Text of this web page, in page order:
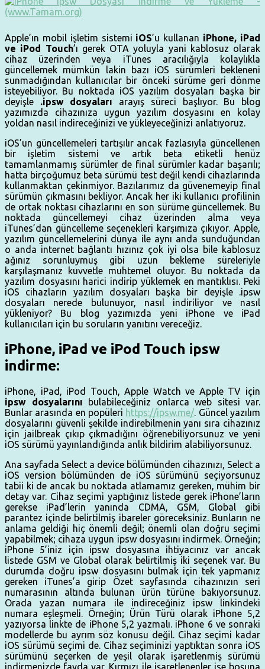
Apple’ın mobil işletim sistemi iOS’u kullanan iPhone, iPad
ve iPod Touch’ı gerek OTA yoluyla yani kablosuz olarak
cihaz üzerinden veya iTunes aracılığıyla kolaylıkla
güncellemek mümkün lakin bazı iOS sürümleri bekleneni
sunmadığından kullanıcılar bir önceki sürüme geri dönme
isteyebiliyor. Bu noktada iOS yazılım dosyaları başka bir
deyişle .ipsw dosyaları arayış süreci başlıyor. Bu blog
yazımızda cihazınıza uygun yazılım dosyasını en kolay
yoldan nasıl indireceğinizi ve yükleyeceğinizi anlatıyoruz.
iOS’un güncellemeleri tartışılır ancak fazlasıyla güncellenen
bir işletim sistemi ve artık beta etiketli henüz
tamamlanmamış sürümler de final sürümler kadar başarılı;
hatta birçoğumuz beta sürümü test değil kendi cihazlarında
kullanmaktan çekinmiyor. Bazılarımız da güvenemeyip final
sürümün çıkmasını bekliyor. Ancak her iki kullanıcı profilinin
de ortak noktası cihazlarını en son sürüme güncellemek. Bu
noktada güncellemeyi cihaz üzerinden alma veya
iTunes’dan güncelleme seçenekleri karşımıza çıkıyor. Apple,
yazılım güncellemelerini dünya ile aynı anda sunduğundan
o anda internet bağlantı hızınız çok iyi olsa bile kablosuz
ağınız sorunluymuş gibi uzun bekleme süreleriyle
karşılaşmanız kuvvetle muhtemel oluyor. Bu noktada da
yazılım dosyasını harici indirip yüklemek en mantıklısı. Peki
iOS cihazların yazılım dosyaları başka bir deyişle .ipsw
dosyaları nerede bulunuyor, nasıl indiriliyor ve nasıl
yükleniyor? Bu blog yazımızda yeni iPhone ve iPad
kullanıcıları için bu soruların yanıtını vereceğiz.
iPhone, iPad ve iPod Touch ipsw
indirme:
iPhone, iPad, iPod Touch, Apple Watch ve Apple TV için
ipsw dosyalarını bulabileceğiniz onlarca web sitesi var.
Bunlar arasında en popüleri https://ipsw.me/. Güncel yazılım
dosyalarını güvenli şekilde indirebilmenin yanı sıra cihazınız
için jailbreak çıkıp çıkmadığını öğrenebiliyorsunuz ve yeni
iOS sürümü yayınlandığında anlık bildirim alabiliyorsunuz.
Ana sayfada Select a device bölümünden cihazınızı, Select a
iOS version bölümünden de iOS sürümünü seçiyorsunuz
tabii ki de ancak bu noktada atlamamız gereken, mühim bir
detay var. Cihaz seçimi yaptığınız listede gerek iPhone’ların
gerekse iPad’lerin yanında CDMA, GSM, Global gibi
parantez içinde belirtilmiş ibareler göreceksiniz. Bunların ne
anlama geldiği hiç önemli değil; önemli olan doğru seçimi
yapabilmek; cihaza uygun ipsw dosyasını indirmek. Örneğin;
iPhone 5’iniz için ipsw dosyasına ihtiyacınız var ancak
listede GSM ve Global olarak belirtilmiş iki seçenek var. Bu
durumda doğru ipsw dosyasını bulmak için tek yapmanız
gereken iTunes’a girip Özet sayfasında cihazınızın seri
numarasının altında bulunan ürün türüne bakıyorsunuz.
Orada yazan numara ile indireceğiniz ipsw linkindeki
numara eşleşmeli. Örneğin; Ürün Türü olarak iPhone 5,2
yazıyorsa linkte de iPhone 5,2 yazmalı. iPhone 6 ve sonraki
modellerde bu ayrım söz konusu değil. Cihaz seçimi kadar
iOS sürümü seçimi de. Cihaz seçiminizi yaptıktan sonra iOS
sürümünü seçerken de yeşil olarak işaretlenmiş sürümü
indirmenizde fayda var. Kırmızı ile işaretlenenler ise boşuna